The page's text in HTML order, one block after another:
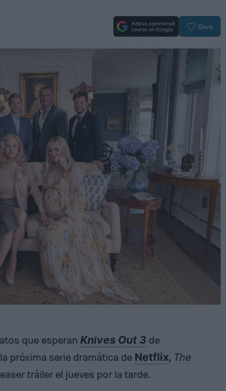
Save
que esperan Knives Out 3 de
próxima serie dramática de Netflix, The
tráiler el jueves por la tarde.